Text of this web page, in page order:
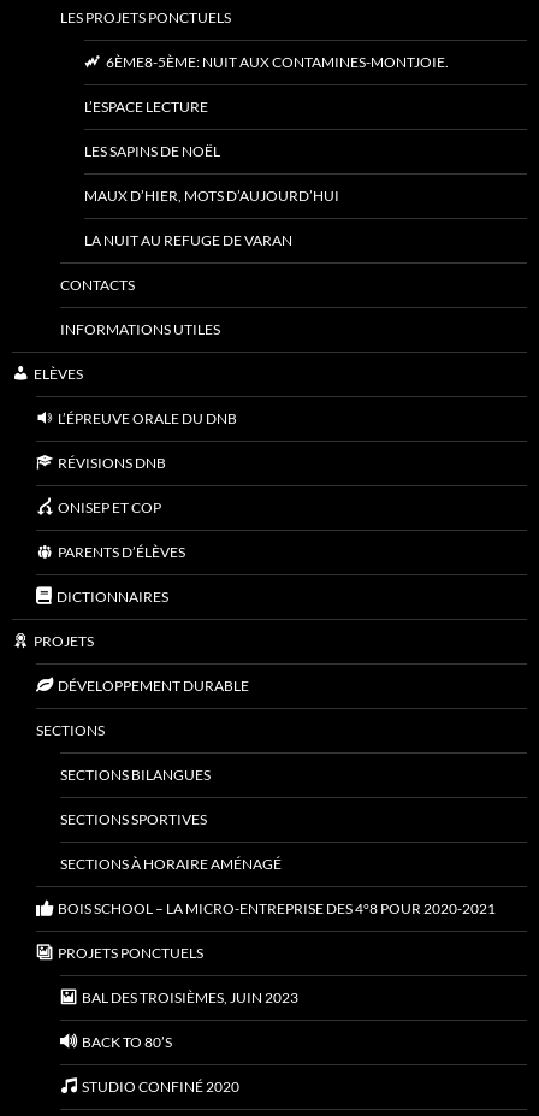
LES PROJETS PONCTUELS
6ÈME8-5ÈME: NUIT AUX CONTAMINES-MONTJOIE.
L’ESPACE LECTURE
LES SAPINS DE NOËL
MAUX D’HIER, MOTS D’AUJOURD’HUI
LA NUIT AU REFUGE DE VARAN
CONTACTS
INFORMATIONS UTILES
ELÈVES
L’ÉPREUVE ORALE DU DNB
RÉVISIONS DNB
ONISEP ET COP
PARENTS D’ÉLÈVES
DICTIONNAIRES
PROJETS
DÉVELOPPEMENT DURABLE
SECTIONS
SECTIONS BILANGUES
SECTIONS SPORTIVES
SECTIONS À HORAIRE AMÉNAGÉ
BOIS SCHOOL – LA MICRO-ENTREPRISE DES 4°8 POUR 2020-2021
PROJETS PONCTUELS
BAL DES TROISIÈMES, JUIN 2023
BACK TO 80’S
STUDIO CONFINÉ 2020